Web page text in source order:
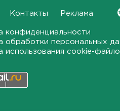
В
Контакты Реклама
конфиденциальности
обработки персональных
использования cookie-